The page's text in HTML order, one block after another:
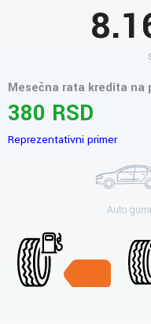
Mesečna rata kredita na
380 RSD
Reprezentativni primer
Auto